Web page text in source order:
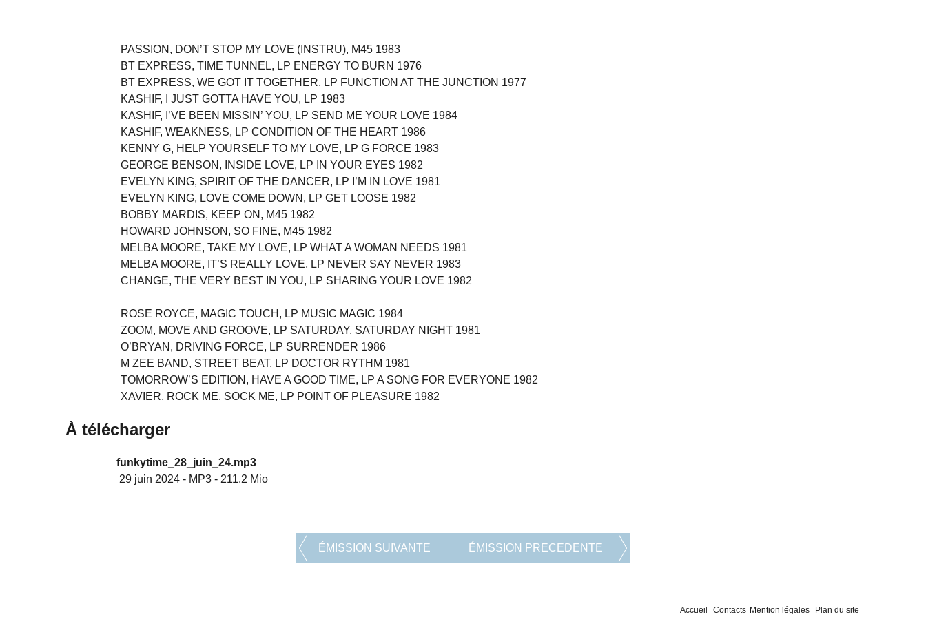
PASSION, DON’T STOP MY LOVE (INSTRU), M45 1983
BT EXPRESS, TIME TUNNEL, LP ENERGY TO BURN 1976
BT EXPRESS, WE GOT IT TOGETHER, LP FUNCTION AT THE JUNCTION 1977
KASHIF, I JUST GOTTA HAVE YOU, LP 1983
KASHIF, I’VE BEEN MISSIN’ YOU, LP SEND ME YOUR LOVE 1984
KASHIF, WEAKNESS, LP CONDITION OF THE HEART 1986
KENNY G, HELP YOURSELF TO MY LOVE, LP G FORCE 1983
GEORGE BENSON, INSIDE LOVE, LP IN YOUR EYES 1982
EVELYN KING, SPIRIT OF THE DANCER, LP I’M IN LOVE 1981
EVELYN KING, LOVE COME DOWN, LP GET LOOSE 1982
BOBBY MARDIS, KEEP ON, M45 1982
HOWARD JOHNSON, SO FINE, M45 1982
MELBA MOORE, TAKE MY LOVE, LP WHAT A WOMAN NEEDS 1981
MELBA MOORE, IT’S REALLY LOVE, LP NEVER SAY NEVER 1983
CHANGE, THE VERY BEST IN YOU, LP SHARING YOUR LOVE 1982
ROSE ROYCE, MAGIC TOUCH, LP MUSIC MAGIC 1984
ZOOM, MOVE AND GROOVE, LP SATURDAY, SATURDAY NIGHT 1981
O’BRYAN, DRIVING FORCE, LP SURRENDER 1986
M ZEE BAND, STREET BEAT, LP DOCTOR RYTHM 1981
TOMORROW’S EDITION, HAVE A GOOD TIME, LP A SONG FOR EVERYONE 1982
XAVIER, ROCK ME, SOCK ME, LP POINT OF PLEASURE 1982
À télécharger
funkytime_28_juin_24.mp3
29 juin 2024 - MP3 - 211.2 Mio
ÉMISSION SUIVANTE ÉMISSION PRECEDENTE
Accueil Contacts Mention légales Plan du site